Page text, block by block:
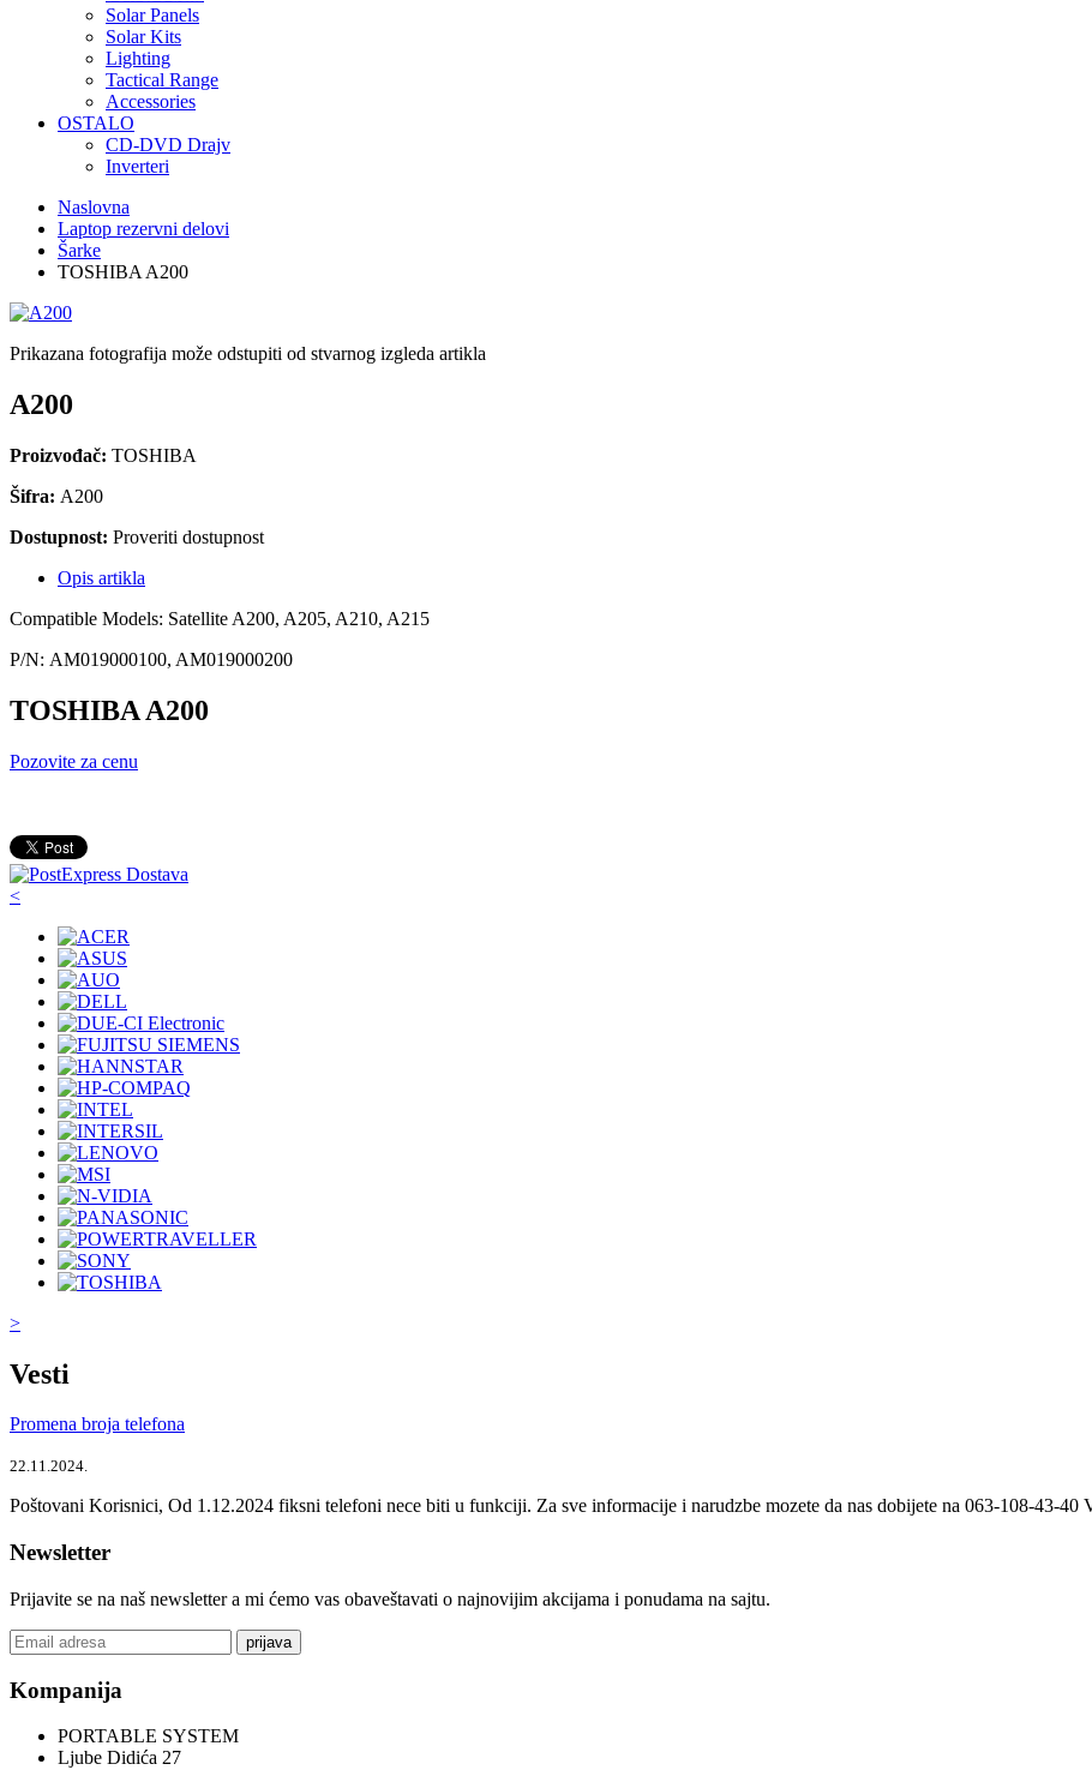
Solar Panels
Solar Kits
Lighting
Tactical Range
Accessories
OSTALO
CD-DVD Drajv
Inverteri
Naslovna
Laptop rezervni delovi
Šarke
TOSHIBA A200
Prikazana fotografija može odstupiti od stvarnog izgleda artikla
A200
Proizvođač: TOSHIBA
Šifra: A200
Dostupnost: Proveriti dostupnost
Opis artikla
Compatible Models: Satellite A200, A205, A210, A215
P/N: AM019000100, AM019000200
TOSHIBA A200
Pozovite za cenu
<
>
Vesti
Promena broja telefona
22.11.2024.
Poštovani Korisnici, Od 1.12.2024 fiksni telefoni nece biti u funkciji. Za sve informacije i narudzbe mozete da nas dobijete na 063-108-43-40
Newsletter
Prijavite se na naš newsletter a mi ćemo vas obaveštavati o najnovijim akcijama i ponudama na sajtu.
prijava
Kompanija
PORTABLE SYSTEM
Ljube Didića 27